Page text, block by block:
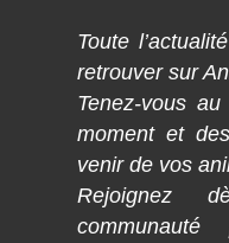
Toute
retrouver sur
Tenez-vous
moment et
venir de vos
Rejoignez